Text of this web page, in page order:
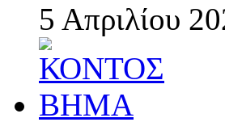
5 Απριλίου